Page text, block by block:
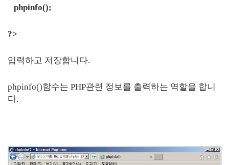
phpinfo();
?>
입력하고 저장합니다.
phpinfo()함수는 PHP관련 정보를 출력하는 역할을 합니
다.